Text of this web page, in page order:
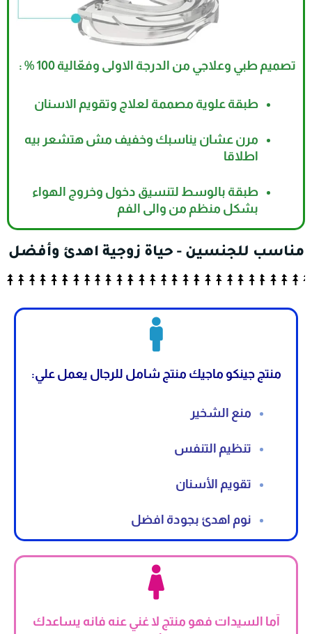
تصميم طبي وعلاجي من الدرجة الاولى وفعّالية 100 % :
طبقة علوية مصممة لعلاج وتقويم الاسنان
مرن عشان يناسبك وخفيف مش هتشعر بيه
اطلاقا
طبقة بالوسط لتنسيق دخول وخروج الهواء
بشكل منظم من والى الفم
مناسب للجنسين - حياة زوجية اهدئ وأفضل
منتج جينكو ماجيك منتج شامل للرجال يعمل علي:
منع الشخير
تنظيم التنفس
تقويم الأسنان
نوم اهدئ بجودة افضل
آما السيدات فهو منتج لا غني عنه فانه يساعدك